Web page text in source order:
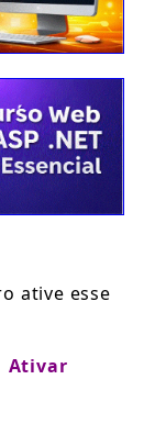
ative esse
Ativar